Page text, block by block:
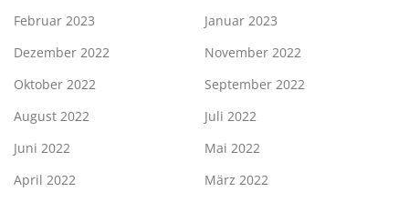
Februar 2023
Januar 2023
Dezember 2022
November 2022
Oktober 2022
September 2022
August 2022
Juli 2022
Juni 2022
Mai 2022
April 2022
März 2022